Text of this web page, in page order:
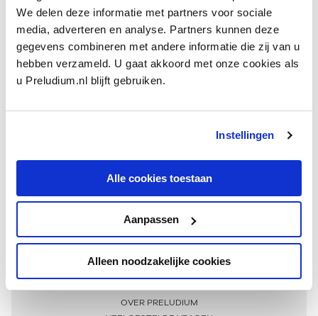
We delen deze informatie met partners voor sociale
media, adverteren en analyse. Partners kunnen deze
gegevens combineren met andere informatie die zij van u
hebben verzameld. U gaat akkoord met onze cookies als
u Preludium.nl blijft gebruiken.
Instellingen
Alle cookies toestaan
Aanpassen
Alleen noodzakelijke cookies
Meer informatie
OVER PRELUDIUM